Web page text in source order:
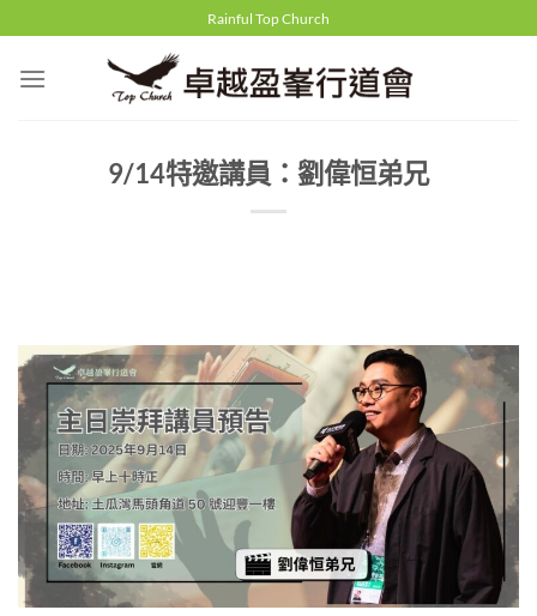
to
content
Rainful Top Church
9/14特邀講員：劉偉恒弟兄